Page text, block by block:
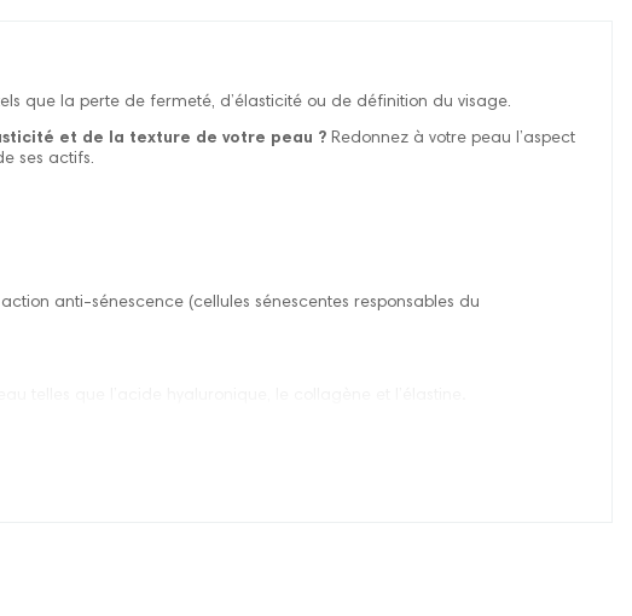
que la perte de fermeté, d’élasticité ou de définition du visage.
et de la texture de votre peau ?Redonnez à votre peau l’aspect
ses actifs.
anti-sénescence (cellules sénescentes responsables du